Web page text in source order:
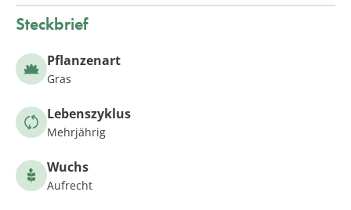
Steckbrief
Pflanzenart
Gras
Lebenszyklus
Mehrjährig
Wuchs
Aufrecht